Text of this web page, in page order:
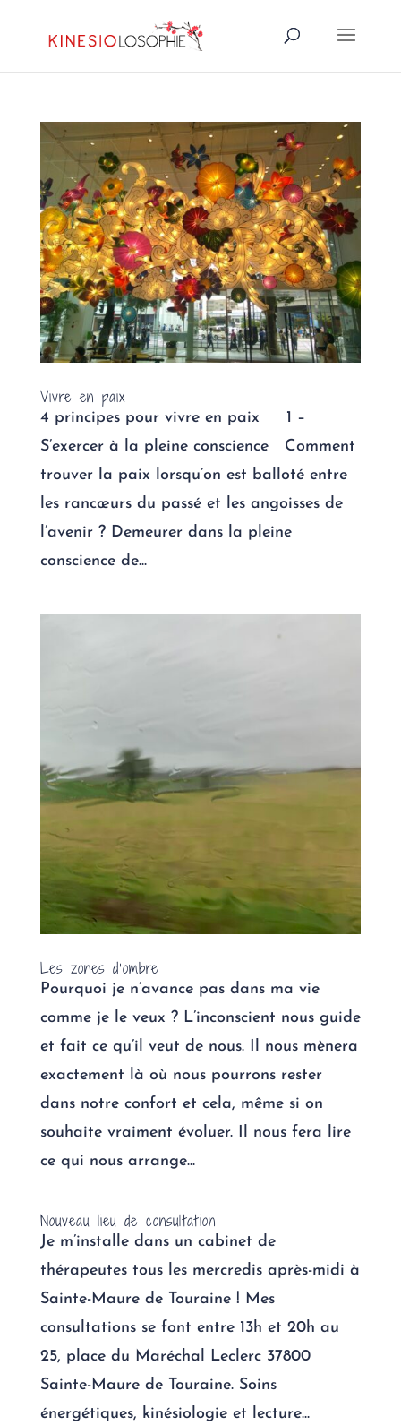
Vivre en paix
4 principes pour vivre en paix 1 –
S’exercer à la pleine conscience Comment
trouver la paix lorsqu’on est balloté entre
les rancœurs du passé et les angoisses de
l’avenir ? Demeurer dans la pleine
conscience de...
Les zones d’ombre
Pourquoi je n’avance pas dans ma vie
comme je le veux ? L’inconscient nous guide
et fait ce qu’il veut de nous. Il nous mènera
exactement là où nous pourrons rester
dans notre confort et cela, même si on
souhaite vraiment évoluer. Il nous fera lire
ce qui nous arrange...
Nouveau lieu de consultation
Je m’installe dans un cabinet de
thérapeutes tous les mercredis après-midi à
Sainte-Maure de Touraine ! Mes
consultations se font entre 13h et 20h au
25, place du Maréchal Leclerc 37800
Sainte-Maure de Touraine. Soins
énergétiques, kinésiologie et lecture...